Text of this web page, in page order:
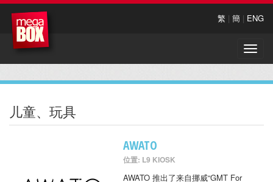
繁 | 簡 | ENG
Toggle
儿童、玩具
AWATO
位置: L9 KIOSK
AWATO 推出了来自挪威“GMT For